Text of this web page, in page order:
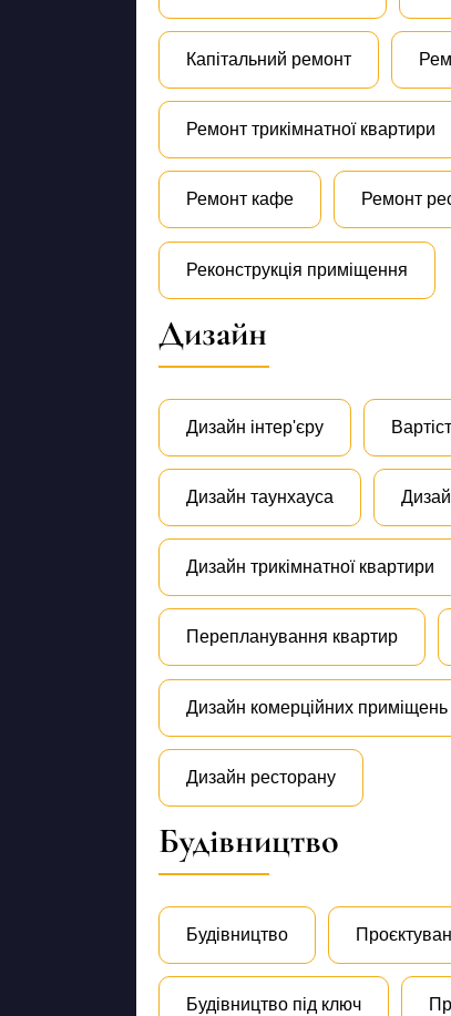
Капітальний ремонт
Ремонт трикімнатної квартири
Ремонт кафе Ремонт
Реконструкція приміщення
Дизайн
Дизайн інтер'єру
Дизайн таунхауса
Дизайн трикімнатної квартири
Перепланування квартир
Дизайн комерційних приміщень
Дизайн ресторану
Будівництво
Будівництво
Будівництво під ключ